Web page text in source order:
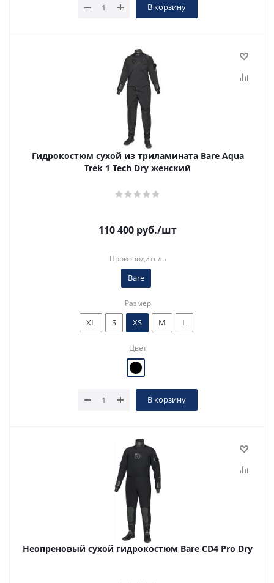
В корзину
Гидрокостюм сухой из триламината Bare Aqua
Trek 1 Tech Dry женский
110 400 руб./шт
Производитель
Bare
Размер
XL S XS M L
Цвет
В корзину
Неопреновый сухой гидрокостюм Bare CD4 Pro Dry